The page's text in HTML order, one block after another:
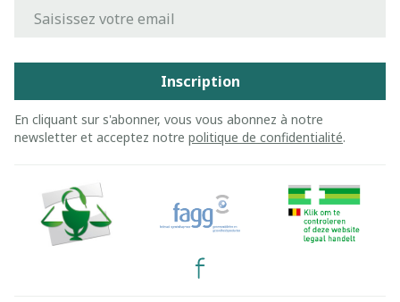
Inscription
En cliquant sur s'abonner, vous vous abonnez à notre
newsletter et acceptez notre politique de confidentialité.